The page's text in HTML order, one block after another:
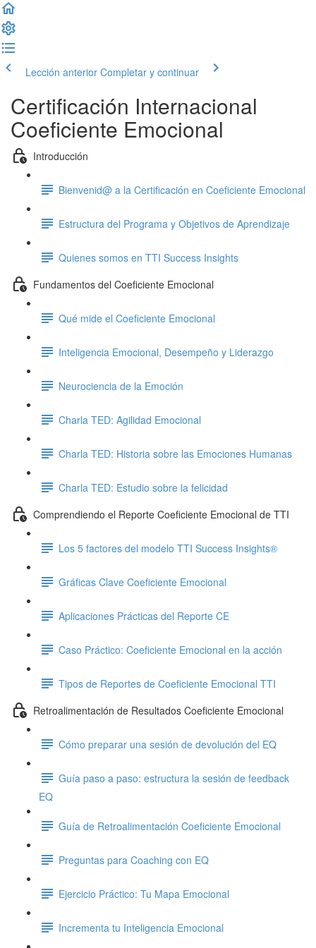
Lección anterior Completar y continuar
Certificación Internacional
Coeficiente Emocional
Introducción
Bienvenid@ a la Certificación en Coeficiente Emocional
Estructura del Programa y Objetivos de Aprendizaje
Quienes somos en TTI Success Insights
Fundamentos del Coeficiente Emocional
Qué mide el Coeficiente Emocional
Inteligencia Emocional, Desempeño y Liderazgo
Neurociencia de la Emoción
Charla TED: Agilidad Emocional
Charla TED: Historia sobre las Emociones Humanas
Charla TED: Estudio sobre la felicidad
Comprendiendo el Reporte Coeficiente Emocional de TTI
Los 5 factores del modelo TTI Success Insights®
Gráficas Clave Coeficiente Emocional
Aplicaciones Prácticas del Reporte CE
Caso Práctico: Coeficiente Emocional en la acción
Tipos de Reportes de Coeficiente Emocional TTI
Retroalimentación de Resultados Coeficiente Emocional
Cómo preparar una sesión de devolución del EQ
Guía paso a paso: estructura la sesión de feedback
EQ
Guía de Retroalimentación Coeficiente Emocional
Preguntas para Coaching con EQ
Ejercicio Práctico: Tu Mapa Emocional
Incrementa tu Inteligencia Emocional